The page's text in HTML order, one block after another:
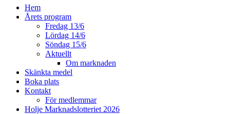
Hem
Årets program
Fredag 13/6
Lördag 14/6
Söndag 15/6
Aktuellt
Om marknaden
Skänkta medel
Boka plats
Kontakt
För medlemmar
Holje Marknadslotteriet 2026